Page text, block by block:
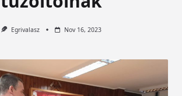
Egrivalasz Nov 16, 2023